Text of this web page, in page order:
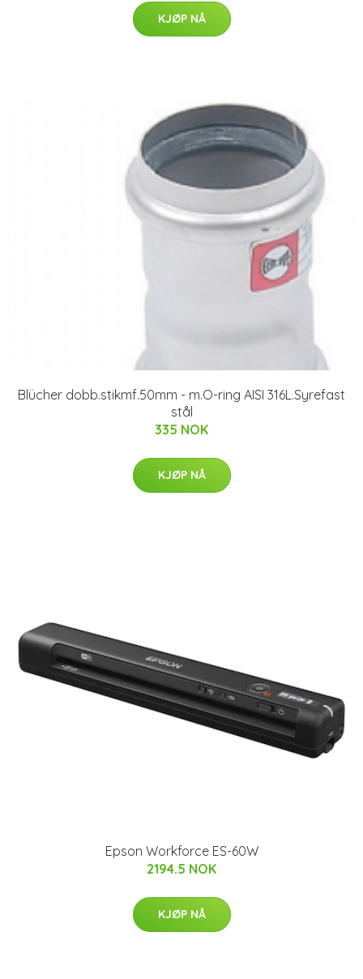
KJØP NÅ
Blücher dobb.stikmf.50mm - m.O-ring AISI 316L.Syrefast
stål
335 NOK
KJØP NÅ
Epson Workforce ES-60W
2194.5 NOK
KJØP NÅ